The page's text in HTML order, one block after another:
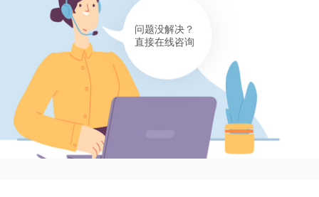
敬仰！
有帮助( 378) 分享
问题没解决？
直接在线咨询